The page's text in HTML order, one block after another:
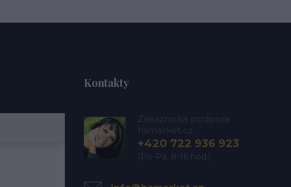
Kontakty
Zákaznická podpora
hsmarket.cz
+420 722 936 923
(Po-Pá, 8-16 hod.)